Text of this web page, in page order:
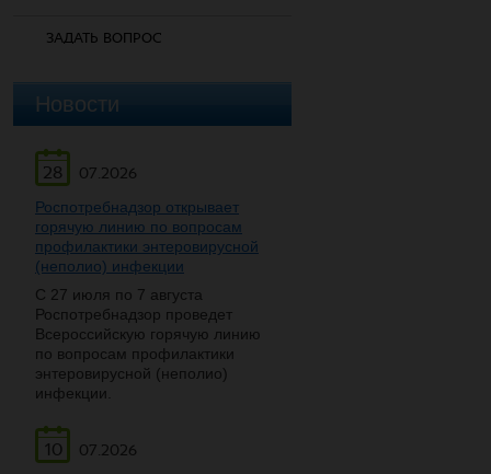
ЗАДАТЬ ВОПРОС
Новости
28
07.2026
Роспотребнадзор открывает
горячую линию по вопросам
профилактики энтеровирусной
(неполио) инфекции
С 27 июля по 7 августа
Роспотребнадзор проведет
Всероссийскую горячую линию
по вопросам профилактики
энтеровирусной (неполио)
инфекции.
10
07.2026